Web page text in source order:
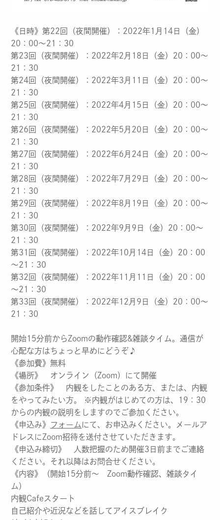
《日時》第22回（夜間開催）：2022年1月14日（金）
20：00～21：30
第23回（夜間開催）：2022年2月18日（金）20：00～
21：30
第24回（夜間開催）：2022年3月11日（金）20：00～
21：30
第25回（夜間開催）：2022年4月15日（金）20：00～
21：30
第26回（夜間開催）：2022年5月20日（金）20：00～
21：30
第27回（夜間開催）：2022年6月24日（金）20：00～
21：30
第28回（夜間開催）：2022年7月29日（金）20：00～
21：30
第29回（夜間開催）：2022年8月19日（金）20：00～
21：30
第30回（夜間開催）：2022年9月9日（金）20：00～
21：30
第31回（夜間開催）：2022年10月14日（金）20：00
～21：30
第32回（夜間開催）：2022年11月11日（金）20：00
～21：30
第33回（夜間開催）：2022年12月9日（金）20：00～
21：30
開始15分前からZoomの動作確認&雑談タイム。通信が
心配な方はちょっと早めにどうぞ♪
《参加費》無料
《場所》 オンライン（Zoom）にて開催
《参加条件》 内観をしたことのある方、または、内観
をやってみたい方。 ※内観がはじめての方は、19：30
からの内観の説明をしますのでご参加ください。
《申込み》
フォーム にて、お申込みください。メールア
ドレスにZoom招待を送付させていただきます。
《申込み締切》 人数把握のため開催3日前までご連絡
ください。それ以降はお問合せください。
《内容》（開始15分前～ Zoom動作確認、雑談タイ
ム）
内観Cafeスタート
自己紹介や近況などを話してアイスブレイク